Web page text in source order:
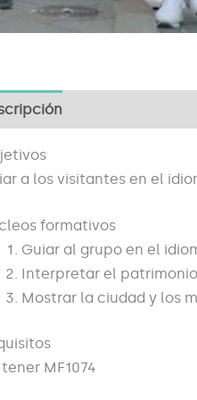
a los visitantes en el
formativos
Guiar al grupo en el
Interpretar el
Mostrar la ciudad y los
MF1074